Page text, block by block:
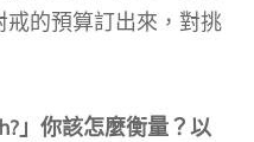
的預算訂出來，對挑
」你該怎麼衡量？以